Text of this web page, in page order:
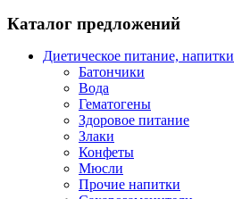
Каталог предложений
Диетическое питание, напитки
Батончики
Вода
Гематогены
Здоровое питание
Злаки
Конфеты
Мюсли
Прочие напитки